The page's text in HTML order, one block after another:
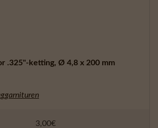
.325"-ketting, Ø 4,8 x 200 mm
3,00€